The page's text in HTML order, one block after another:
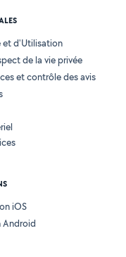
et d'Utilisation
de la vie privée
et contrôle des avis
iOS
Android